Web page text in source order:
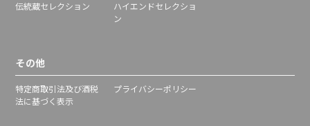
伝統蔵セレクション
ハイエンドセレクショ
ン
その他
特定商取引法及び酒税
法に基づく表示
プライバシーポリシー